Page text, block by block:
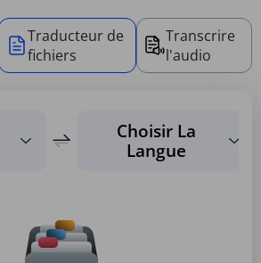
Traducteur de
fichiers
Transcrire
l'audio
Choisir La
Langue